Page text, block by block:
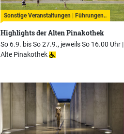
Sonstige Veranstaltungen | Führungen..
Highlights der Alten Pinakothek
So 6.9. bis So 27.9., jeweils So 16.00 Uhr |
Alte Pinakothek